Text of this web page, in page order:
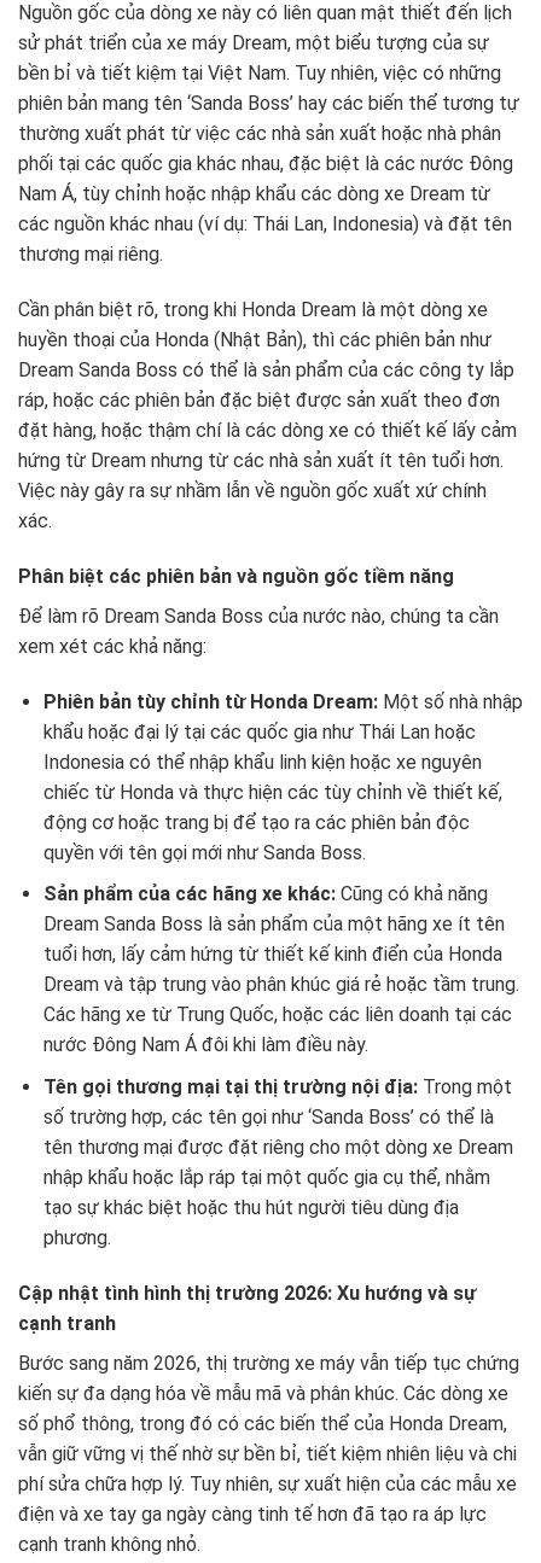
Nguồn gốc của dòng xe này có liên quan mật thiết đến lịch
sử phát triển của xe máy Dream, một biểu tượng của sự
bền bỉ và tiết kiệm tại Việt Nam. Tuy nhiên, việc có những
phiên bản mang tên ‘Sanda Boss’ hay các biến thể tương tự
thường xuất phát từ việc các nhà sản xuất hoặc nhà phân
phối tại các quốc gia khác nhau, đặc biệt là các nước Đông
Nam Á, tùy chỉnh hoặc nhập khẩu các dòng xe Dream từ
các nguồn khác nhau (ví dụ: Thái Lan, Indonesia) và đặt tên
thương mại riêng.
Cần phân biệt rõ, trong khi Honda Dream là một dòng xe
huyền thoại của Honda (Nhật Bản), thì các phiên bản như
Dream Sanda Boss có thể là sản phẩm của các công ty lắp
ráp, hoặc các phiên bản đặc biệt được sản xuất theo đơn
đặt hàng, hoặc thậm chí là các dòng xe có thiết kế lấy cảm
hứng từ Dream nhưng từ các nhà sản xuất ít tên tuổi hơn.
Việc này gây ra sự nhầm lẫn về nguồn gốc xuất xứ chính
xác.
Phân biệt các phiên bản và nguồn gốc tiềm năng
Để làm rõ Dream Sanda Boss của nước nào, chúng ta cần
xem xét các khả năng:
Phiên bản tùy chỉnh từ Honda Dream:Một số nhà nhập
khẩu hoặc đại lý tại các quốc gia như Thái Lan hoặc
Indonesia có thể nhập khẩu linh kiện hoặc xe nguyên
chiếc từ Honda và thực hiện các tùy chỉnh về thiết kế,
động cơ hoặc trang bị để tạo ra các phiên bản độc
quyền với tên gọi mới như Sanda Boss.
Sản phẩm của các hãng xe khác:Cũng có khả năng
Dream Sanda Boss là sản phẩm của một hãng xe ít tên
tuổi hơn, lấy cảm hứng từ thiết kế kinh điển của Honda
Dream và tập trung vào phân khúc giá rẻ hoặc tầm trung.
Các hãng xe từ Trung Quốc, hoặc các liên doanh tại các
nước Đông Nam Á đôi khi làm điều này.
Tên gọi thương mại tại thị trường nội địa:Trong một
số trường hợp, các tên gọi như ‘Sanda Boss’ có thể là
tên thương mại được đặt riêng cho một dòng xe Dream
nhập khẩu hoặc lắp ráp tại một quốc gia cụ thể, nhằm
tạo sự khác biệt hoặc thu hút người tiêu dùng địa
phương.
Cập nhật tình hình thị trường 2026: Xu hướng và sự
cạnh tranh
Bước sang năm 2026, thị trường xe máy vẫn tiếp tục chứng
kiến sự đa dạng hóa về mẫu mã và phân khúc. Các dòng xe
số phổ thông, trong đó có các biến thể của Honda Dream,
vẫn giữ vững vị thế nhờ sự bền bỉ, tiết kiệm nhiên liệu và chi
phí sửa chữa hợp lý. Tuy nhiên, sự xuất hiện của các mẫu xe
điện và xe tay ga ngày càng tinh tế hơn đã tạo ra áp lực
cạnh tranh không nhỏ.